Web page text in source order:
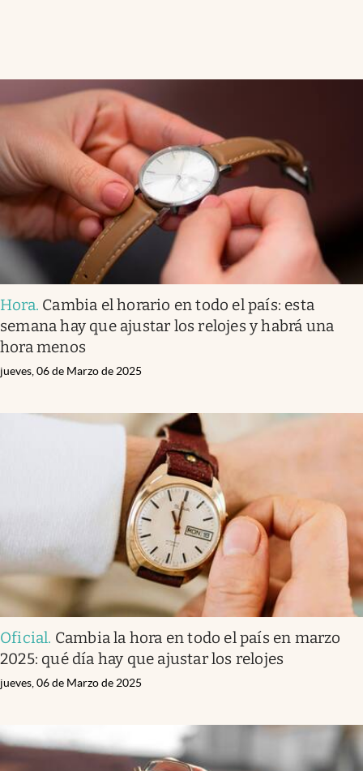
Hora. Cambia el horario en todo el país: esta
semana hay que ajustar los relojes y habrá una
hora menos
jueves, 06 de Marzo de 2025
Oficial. Cambia la hora en todo el país en marzo
2025: qué día hay que ajustar los relojes
jueves, 06 de Marzo de 2025